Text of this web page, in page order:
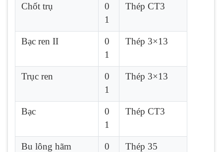
Chốt trụ
0
1
Thép CT3
Bạc ren II
0
1
Thép 3×13
Trục ren
0
1
Thép 3×13
Bạc
0
1
Thép CT3
Bu lông hãm
0
Thép 35